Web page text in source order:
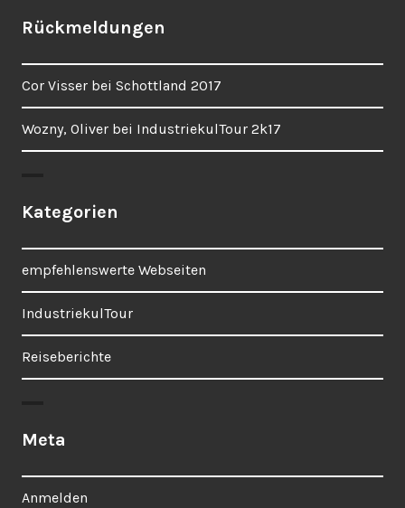
Rückmeldungen
Cor Visser bei Schottland 2017
Wozny, Oliver bei IndustriekulTour 2k17
Kategorien
empfehlenswerte Webseiten
IndustriekulTour
Reiseberichte
Meta
Anmelden